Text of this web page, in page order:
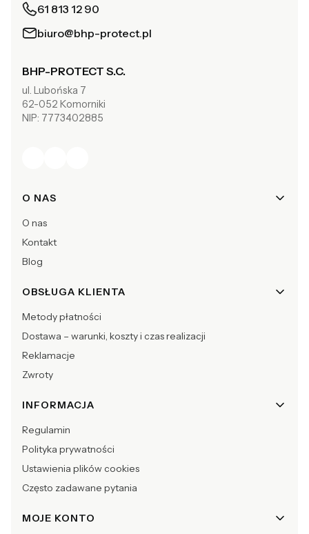
61 813 12 90
biuro@bhp-protect.pl
BHP-PROTECT S.C.
ul. Lubońska 7
62-052 Komorniki
NIP: 7773402885
Linki w stopce
O NAS
O nas
Kontakt
Blog
OBSŁUGA KLIENTA
Metody płatności
Dostawa – warunki, koszty i czas realizacji
Reklamacje
Zwroty
INFORMACJA
Regulamin
Polityka prywatności
Ustawienia plików cookies
Często zadawane pytania
MOJE KONTO